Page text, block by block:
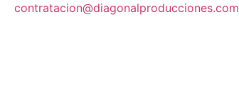
contratacion@diagonalproducciones.com